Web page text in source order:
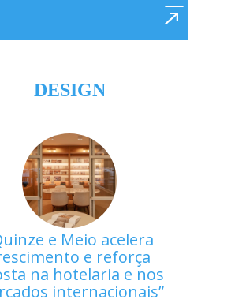
DESIGN
e Meio acelera
e reforça
na hotelaria e nos
internacionais